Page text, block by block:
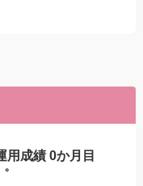
用成績 0か月目